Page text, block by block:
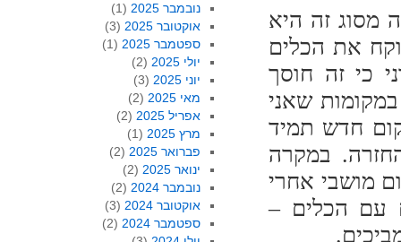
מסוג זה היא
את הכלים
כי זה חוסך
שאני
חדש תמיד
במקרה
מושבי אחרי
עם הכלים –
נובמבר 2025
(1)
אוקטובר 2025
(3)
ספטמבר 2025
(1)
יולי 2025
(2)
יוני 2025
(3)
מאי 2025
(2)
אפריל 2025
(2)
מרץ 2025
(1)
פברואר 2025
(2)
ינואר 2025
(2)
נובמבר 2024
(2)
אוקטובר 2024
(3)
ספטמבר 2024
(2)